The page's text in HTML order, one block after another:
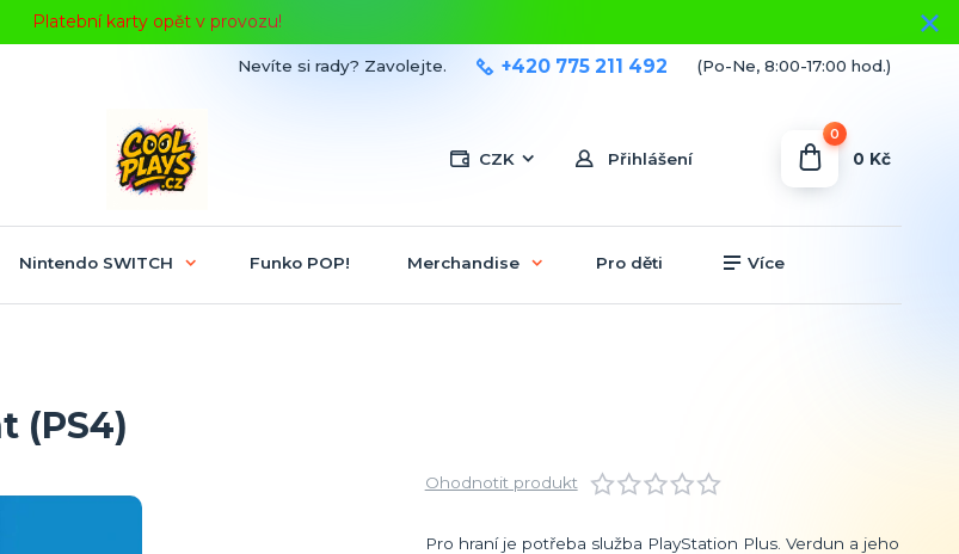
Platební karty opět v provozu!
CZK Přihlášení
Nevíte si rady? Zavolejte. +420 775 211 492 (Po-Ne, 8:00-17:00 hod.)
0
0 Kč
Nintendo SWITCH Funko POP! Merchandise Pro děti Více
(PS4)
Ohodnotit produkt
Pro hraní je potřeba služba PlayStation Plus. Verdun a jeho